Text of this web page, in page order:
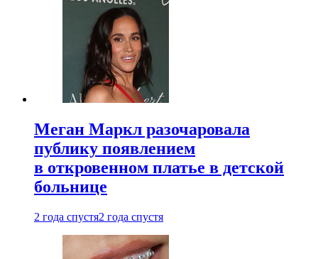
Меган Маркл разочаровала
публику появлением
в откровенном платье в детской
больнице
2 года спустя2 года спустя